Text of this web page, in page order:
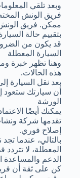
وبعد تلقي
فريق الونش
ممكن. فريق
بتقييم حالة
قد يكون من
السيارة المعطلة
وهنا تظهر خبرة
هذه الحالات.
بعد نقل السيارة
أن سيارتك
الورشة
يمكنك أيضًا
تقدمها شركة
إصلاح فوري.
بالتالي، عندما
المعطلة، لا
الدعم والمساعدة
كن على ثقة أن